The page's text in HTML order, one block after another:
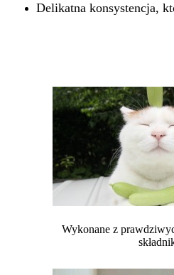
Delikatna konsystencja,
Wykonane z